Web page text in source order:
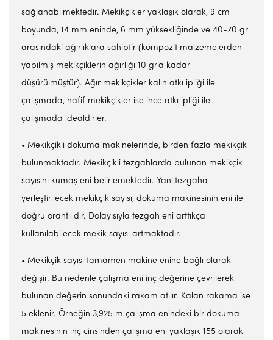
sağlanabilmektedir. Mekikçikler yaklaşık olarak, 9 cm
boyunda, 14 mm eninde, 6 mm yüksekliğinde ve 40-70 gr
arasındaki ağırlıklara sahiptir (kompozit malzemelerden
yapılmış mekikçiklerin ağırlığı 10 gr’a kadar
düşürülmüştür). Ağır mekikçikler kalın atkı ipliği ile
çalışmada, hafif mekikçikler ise ince atkı ipliği ile
çalışmada idealdirler.
• Mekikçikli dokuma makinelerinde, birden fazla mekikçik
bulunmaktadır. Mekikçikli tezgahlarda bulunan mekikçik
sayısını kumaş eni belirlemektedir. Yani,tezgaha
yerleştirilecek mekikçik sayısı, dokuma makinesinin eni ile
doğru orantılıdır. Dolayısıyla tezgah eni arttıkça
kullanılabilecek mekik sayısı artmaktadır.
• Mekikçik sayısı tamamen makine enine bağlı olarak
değişir. Bu nedenle çalışma eni inç değerine çevrilerek
bulunan değerin sonundaki rakam atılır. Kalan rakama ise
5 eklenir. Örneğin 3,925 m çalışma enindeki bir dokuma
makinesinin inç cinsinden çalışma eni yaklaşık 155 olarak